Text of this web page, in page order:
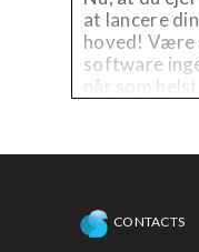
at lancere
hoved! Være
software
når som
CONTACTS